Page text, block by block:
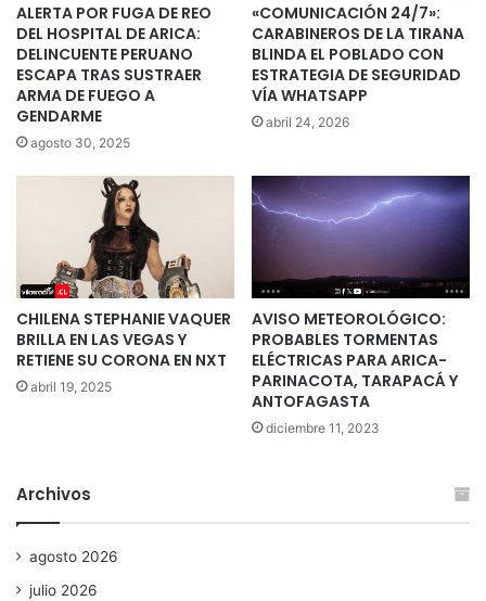
ALERTA POR FUGA DE REO
DEL HOSPITAL DE ARICA:
DELINCUENTE PERUANO
ESCAPA TRAS SUSTRAER
ARMA DE FUEGO A
GENDARME
agosto 30, 2025
«COMUNICACIÓN 24/7»:
CARABINEROS DE LA TIRANA
BLINDA EL POBLADO CON
ESTRATEGIA DE SEGURIDAD
VÍA WHATSAPP
abril 24, 2026
CHILENA STEPHANIE VAQUER
BRILLA EN LAS VEGAS Y
RETIENE SU CORONA EN NXT
abril 19, 2025
AVISO METEOROLÓGICO:
PROBABLES TORMENTAS
ELÉCTRICAS PARA ARICA-
PARINACOTA, TARAPACÁ Y
ANTOFAGASTA
diciembre 11, 2023
Archivos
agosto 2026
julio 2026